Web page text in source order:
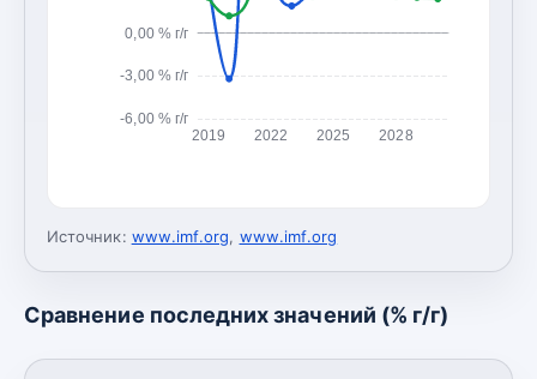
-6,00 % г/г
-3,00 % г/г
0,00 % г/г
2019 2022 2025 2028
Источник: www.imf.org, www.imf.org
Сравнение последних значений (% г/г)